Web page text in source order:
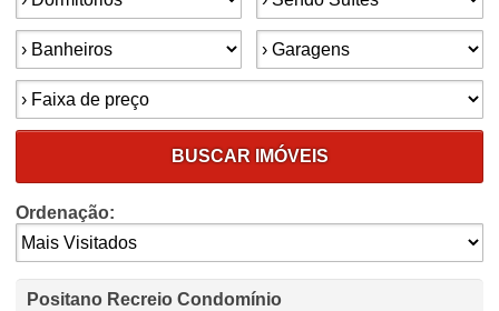
Banheiros: Garagens:
Faixa de preço:
BUSCAR IMÓVEIS
Ordenação:
Positano Recreio Condomínio